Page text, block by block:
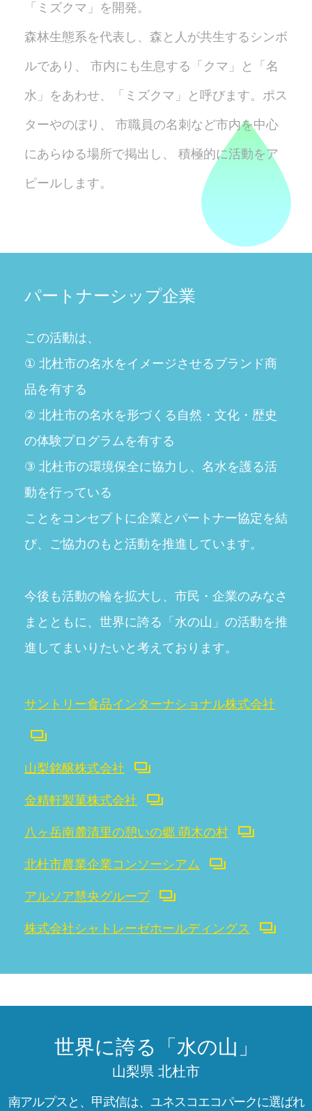
「ミズクマ」を開発。
森林生態系を代表し、森と人が共生するシンボ
ルであり、 市内にも生息する「クマ」と「名
水」をあわせ、 「ミズクマ」と呼びます。ポス
ターやのぼり、 市職員の名刺など市内を中心
にあらゆる場所で掲出し、 積極的に活動をア
ピールします。
パートナーシップ企業
この活動は、
① 北杜市の名水をイメージさせるブランド商
品を有する
② 北杜市の名水を形づくる自然・文化・歴史
の体験プログラムを有する
③ 北杜市の環境保全に協力し、名水を護る活
動を行っている
ことをコンセプトに企業とパートナー協定を結
び、ご協力のもと活動を推進しています。
今後も活動の輪を拡大し、市民・企業のみなさ
まとともに、 世界に誇る「水の山」の活動を推
進してまいりたいと考えております。
サントリー食品インターナショナル株式会社
山梨銘醸株式会社
金精軒製菓株式会社
八ヶ岳南麓清里の憩いの郷 萌木の村
北杜市農業企業コンソーシアム
アルソア慧央グループ
株式会社シャトレーゼホールディングス
世界に誇る「水の山」
山梨県 北杜市
南アルプスと、甲武信は、ユネスコエコパークに選ばれ